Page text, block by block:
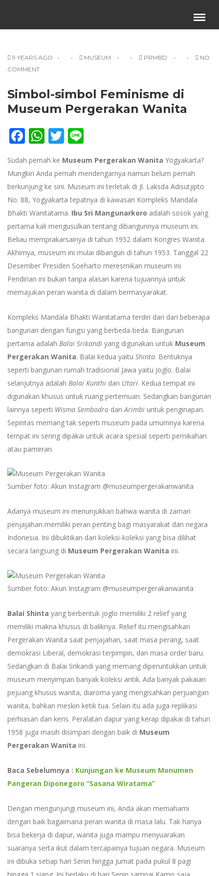
×
Beranda
Video Channel
Kontak Kami
9 YEARS AGO MUSEUM PRMBD
NO
COMMENT
Simbol-simbol Feminisme di
Museum Pergerakan Wanita
Facebook
WhatsApp
Twitter
Sudah pernah ke Museum Pergerakan Wanita Yogyakarta?
Mungkin Anda pernah mendengarnya namun belum pernah
berkunjung ke sini. Museum ini terletak di Jl. Laksda Adisutjipto
No. 88, Yogyakarta tepatnya di kawasan Kompleks Mandala
Bhakti Wanitatama. Ibu Sri Mangunarkoro adalah sosok yang
pertama kali mengusulkan tentang dibangunnya museum ini.
Beliau memprakarsainya di tahun 1952 dalam Kongres Wanita.
Akhirnya, museum ini mulai dibangun di tahun 1953. Tanggal 22
Desember Presiden Soeharto meresmikan museum ini.
Pendirian ini bukan tanpa alasan karena tujuannya untuk
memajukan peran wanita di dalam bermasyarakat.
Kompleks Mandala Bhakti Wanitatama terdiri dari dari beberapa
bangunan dengan fungsi yang berbeda-beda. Bangunan
pertama adalah Balai Srikandi yang digunakan untuk Museum
Pergerakan Wanita. Balai kedua yaitu Shinta. Bentuknya
seperti bangunan rumah tradisional Jawa yaitu Joglo. Balai
selanjutnya adalah Balai Kunthi dan Utari. Kedua tempat ini
digunakan khusus untuk ruang pertemuan. Sedangkan bangunan
lainnya seperti Wisma Sembodro danArimbi untuk penginapan.
Sepintas memang tak seperti museum pada umumnya karena
tempat ini sering dipakai untuk acara spesial seperti pernikahan
atau pameran.
Sumber foto: Akun Instagram @museumpergerakanwanita
Adanya museum ini menunjukkan bahwa wanita di zaman
penjajahan memiliki peran penting bagi masyarakat dan negara
Indonesia. Ini dibuktikan dari koleksi-koleksi yang bisa dilihat
secara langsung di Museum Pergerakan Wanita ini.
Sumber foto: Akun Instagram @museumpergerakanwanita
Balai Shinta yang berbentuk joglo memiliki 2 relief yang
memiliki makna khusus di baliknya. Relief itu mengisahkan
Pergerakan Wanita saat penjajahan, saat masa perang, saat
demokrasi Liberal, demokrasi terpimpin, dan masa order baru.
Sedangkan di Balai Srikandi yang memang diperuntukkan untuk
museum menyimpan banyak koleksi antik. Ada banyak pakaian
pejuang khusus wanita, diaroma yang mengisahkan perjuangan
wanita, bahkan meskin ketik tua. Selain itu ada juga replikasi
perhiasan dan keris. Peralatan dapur yang kerap dipakai di tahun
1958 juga masih disimpan dengan baik di Museum
Pergerakan Wanita ini.
Baca Sebelumnya : Kunjungan ke Museum Monumen
Pangeran Diponegoro “Sasana Wiratama”
Dengan mengunjungi museum ini, Anda akan memahami
dengan baik bagaimana peran wanita di masa lalu. Tak hanya
bisa bekerja di dapur, wanita juga mampu menyuarakan
suaranya serta ikut dalam tercapainya tujuan negara. Museum
ini dibuka setiap hari Senin hingga Jumat pada pukul 8 pagi
hingga 1 siang. Ini berlaku di hari Senin sampai Kamis saja.